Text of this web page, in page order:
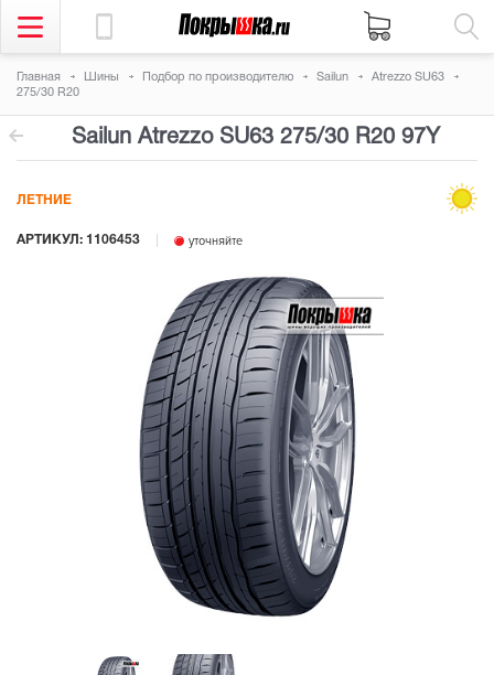
Главная Шины Подбор по производителю Sailun
Atrezzo SU63
275/30 R20
Sailun Atrezzo SU63 275/30 R20 97Y
АРТИКУЛ: 1106453 уточняйте
ЛЕТНИЕ